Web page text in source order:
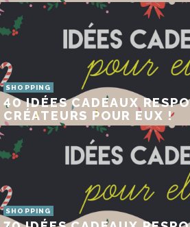
SHOPPING
40 IDÉES CADEAUX
CRÉATEURS POUR EUX !
SHOPPING